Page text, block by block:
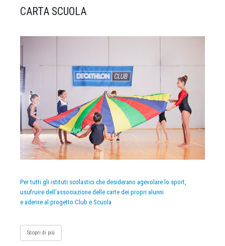
CARTA SCUOLA
Per tutti gli istituti scolastici che desiderano agevolare lo sport,
usufruire dell’associazione delle carte dei propri alunni
e aderire al progetto Club e Scuola
Scopri di più